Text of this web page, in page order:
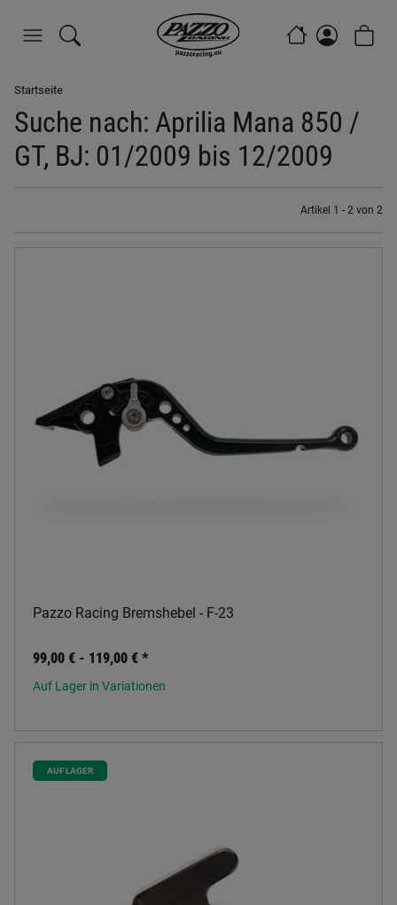
Startseite
Suche nach: Aprilia Mana 850 /
GT, BJ: 01/2009 bis 12/2009
Artikel 1 - 2 von 2
Pazzo Racing Bremshebel - F-23
99,00 € - 119,00 € *
Auf Lager in Variationen
AUF LAGER